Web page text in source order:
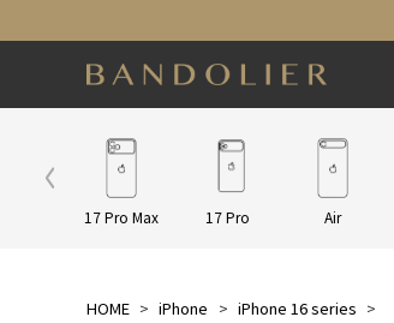
17 Pro Max 17 Pro Air
HOME iPhone iPhone 16 series